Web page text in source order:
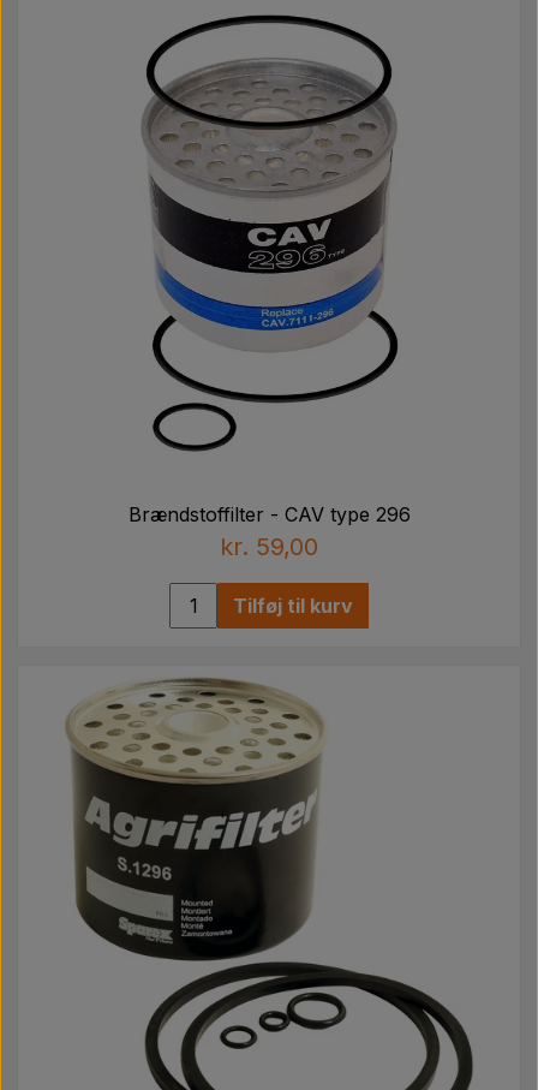
Brændstoffilter - CAV type 296
kr. 59,00
Tilføj til kurv